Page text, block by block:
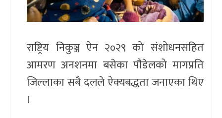
राष्ट्रिय निकुञ्ज ऐन २०२९ को संशोधनसहित
आमरण अनशनमा बसेका पौडेलको मागप्रति
जिल्लाका सबै दलले ऐक्यबद्धता जनाएका थिए
।